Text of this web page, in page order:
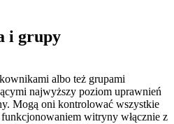
i grupy
albo też grupami
najwyższy poziom uprawnień
Mogą oni kontrolować wszystkie
witryny włącznie z